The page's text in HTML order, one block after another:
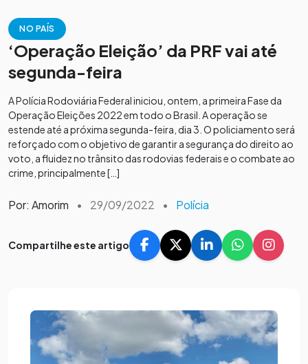
NO PAÍS
‘Operação Eleição’ da PRF vai até
segunda-feira
A Polícia Rodoviária Federal iniciou, ontem, a primeira Fase da
Operação Eleições 2022 em todo o Brasil. A operação se
estende até a próxima segunda-feira, dia 3. O policiamento será
reforçado com o objetivo de garantir a segurança do direito ao
voto, a fluidez no trânsito das rodovias federais e o combate ao
crime, principalmente […]
Por: Amorim • 29/09/2022 • Polícia
Compartilhe este artigo